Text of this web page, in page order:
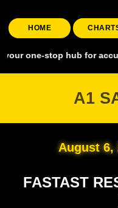
HOME
hub for accurate and
A1
August 6,
FASTAST